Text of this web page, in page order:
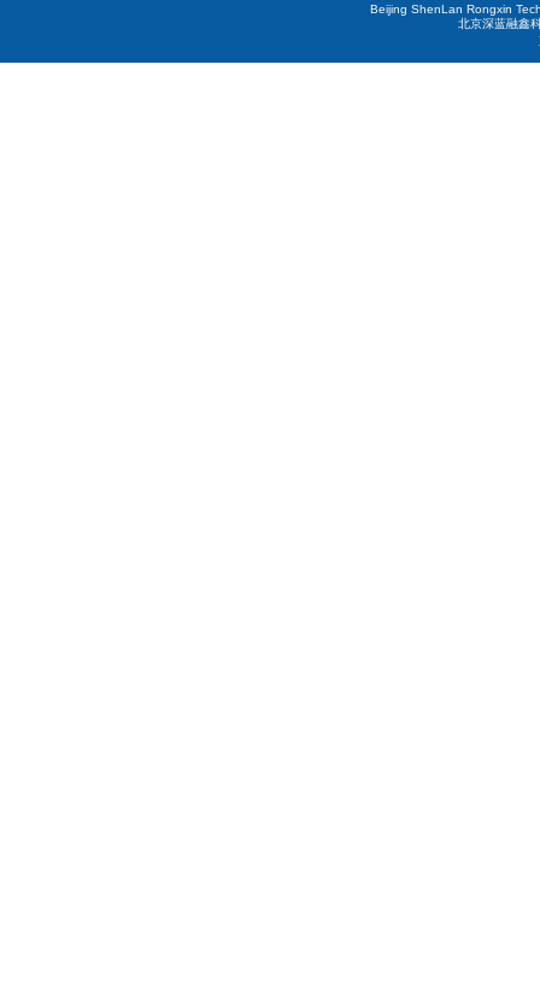
Beijing ShenLan Rongxin
北京深蓝融鑫